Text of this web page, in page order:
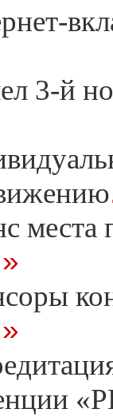
3-й
места